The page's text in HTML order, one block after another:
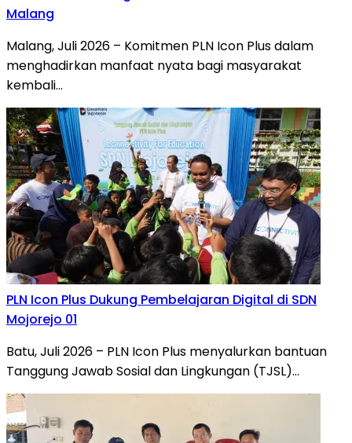
Malang
Malang, Juli 2026 – Komitmen PLN Icon Plus dalam
menghadirkan manfaat nyata bagi masyarakat
kembali…
PLN Icon Plus Dukung Pembelajaran Digital di SDN
Mojorejo 01
Batu, Juli 2026 – PLN Icon Plus menyalurkan bantuan
Tanggung Jawab Sosial dan Lingkungan (TJSL)…